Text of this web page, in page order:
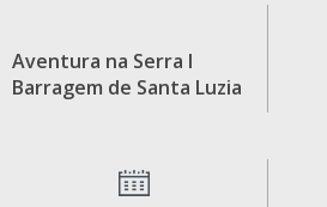
Aventura na Serra I
Barragem de Santa Luzia